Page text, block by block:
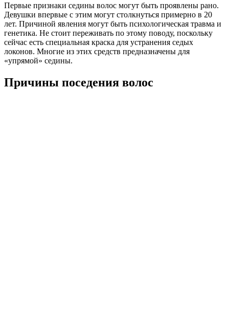
Первые признаки седины волос могут быть проявлены рано.
Девушки впервые с этим могут столкнуться примерно в 20
лет. Причиной явления могут быть психологическая травма и
генетика. Не стоит переживать по этому поводу, поскольку
сейчас есть специальная краска для устранения седых
локонов. Многие из этих средств предназначены для
«упрямой» седины.
Причины поседения волос